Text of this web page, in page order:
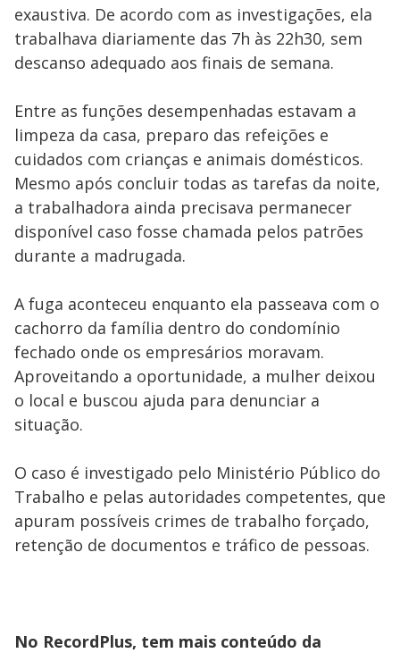
exaustiva. De acordo com as investigações, ela
trabalhava diariamente das 7h às 22h30, sem
descanso adequado aos finais de semana.
Entre as funções desempenhadas estavam a
limpeza da casa, preparo das refeições e
cuidados com crianças e animais domésticos.
Mesmo após concluir todas as tarefas da noite,
a trabalhadora ainda precisava permanecer
disponível caso fosse chamada pelos patrões
durante a madrugada.
A fuga aconteceu enquanto ela passeava com o
cachorro da família dentro do condomínio
fechado onde os empresários moravam.
Aproveitando a oportunidade, a mulher deixou
o local e buscou ajuda para denunciar a
situação.
O caso é investigado pelo Ministério Público do
Trabalho e pelas autoridades competentes, que
apuram possíveis crimes de trabalho forçado,
retenção de documentos e tráfico de pessoas.
No RecordPlus, tem mais conteúdo da